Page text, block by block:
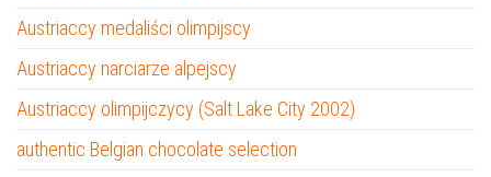
Austriaccy medaliści olimpijscy
Austriaccy narciarze alpejscy
Austriaccy olimpijczycy (Salt Lake City 2002)
authentic Belgian chocolate selection